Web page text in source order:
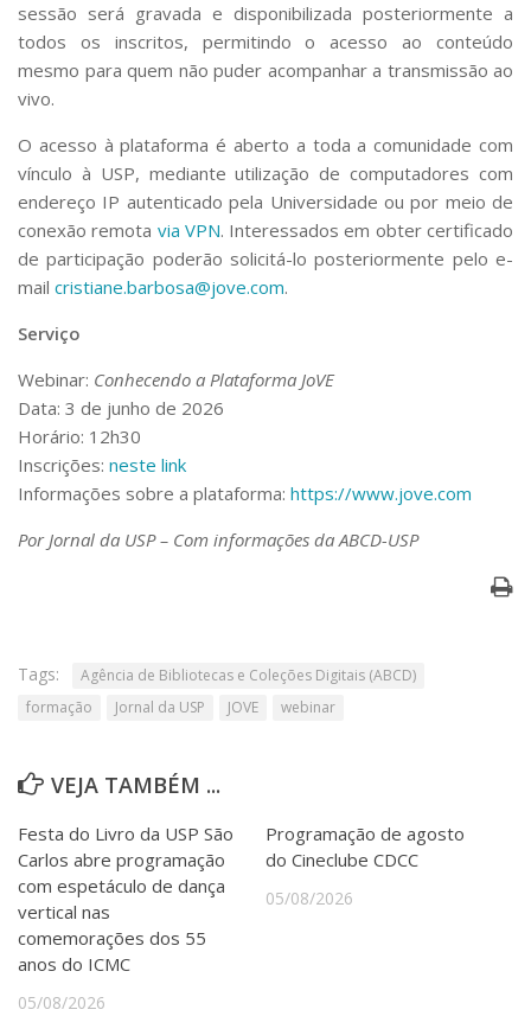
sessão será gravada e disponibilizada posteriormente a
todos os inscritos, permitindo o acesso ao conteúdo
mesmo para quem não puder acompanhar a transmissão ao
vivo.
O acesso à plataforma é aberto a toda a comunidade com
vínculo à USP, mediante utilização de computadores com
endereço IP autenticado pela Universidade ou por meio de
conexão remota via VPN. Interessados em obter certificado
de participação poderão solicitá-lo posteriormente pelo e-
mail cristiane.barbosa@jove.com.
Serviço
Webinar: Conhecendo a Plataforma JoVE
Data: 3 de junho de 2026
Horário: 12h30
Inscrições: neste link
Informações sobre a plataforma: https://www.jove.com
Por Jornal da USP – Com informações da ABCD-USP
Tags:
Agência de Bibliotecas e Coleções Digitais (ABCD)
formação
Jornal da USP JOVE webinar
VEJA TAMBÉM ...
Festa do Livro da USP São
Carlos abre programação
com espetáculo de dança
vertical nas
comemorações dos 55
anos do ICMC
05/08/2026
Programação de agosto
do Cineclube CDCC
05/08/2026